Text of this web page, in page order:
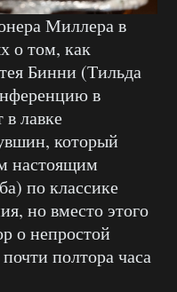
Миллера в
о том, как
Бинни (Тильда
в
лавке
который
настоящим
по классике
но вместо этого
о непростой
полтора часа